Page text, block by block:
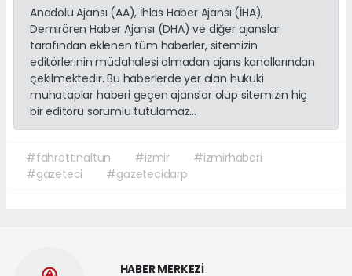
Anadolu Ajansı (AA), İhlas Haber Ajansı (İHA),
Demirören Haber Ajansı (DHA) ve diğer ajanslar
tarafından eklenen tüm haberler, sitemizin
editörlerinin müdahalesi olmadan ajans kanallarından
çekilmektedir. Bu haberlerde yer alan hukuki
muhataplar haberi geçen ajanslar olup sitemizin hiç
bir editörü sorumlu tutulamaz...
#fahrettinaltun #izmir
#izmirhaberi
#gazeteci
#gazetecidarp
HABER MERKEZİ